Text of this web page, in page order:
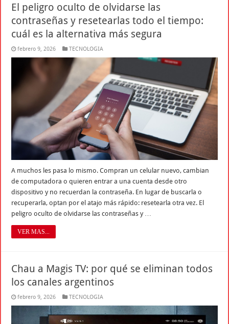
El peligro oculto de olvidarse las
contraseñas y resetearlas todo el tiempo:
cuál es la alternativa más segura
febrero 9, 2026 TECNOLOGIA
A muchos les pasa lo mismo. Compran un celular nuevo, cambian
de computadora o quieren entrar a una cuenta desde otro
dispositivo y no recuerdan la contraseña. En lugar de buscarla o
recuperarla, optan por el atajo más rápido: resetearla otra vez. El
peligro oculto de olvidarse las contraseñas y …
VER MAS...
Chau a Magis TV: por qué se eliminan todos
los canales argentinos
febrero 9, 2026 TECNOLOGIA